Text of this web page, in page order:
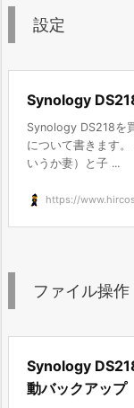
設定
Synology
Synology DS218を
について書きます
いうか妻）と子 ...
https://
ファイル操作
Synology
動バックアップ